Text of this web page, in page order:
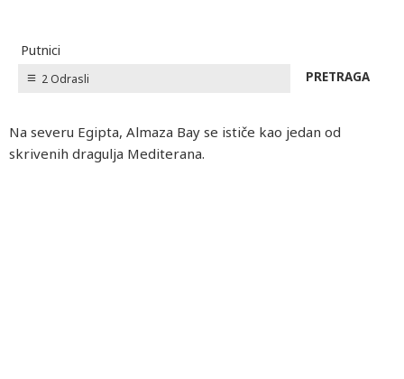
Putnici
2 Odrasli
Na severu Egipta, Almaza Bay se ističe kao jedan od
skrivenih dragulja Mediterana.